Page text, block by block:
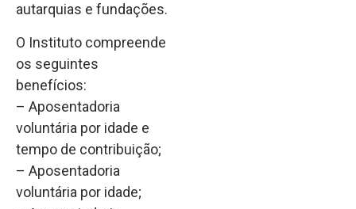
autarquias e fundações.
O Instituto compreende
os seguintes
benefícios:
– Aposentadoria
voluntária por idade e
tempo de contribuição;
– Aposentadoria
voluntária por idade;